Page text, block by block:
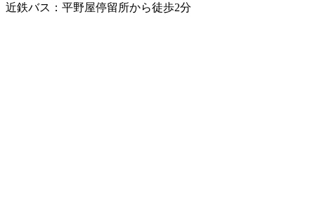
近鉄バス：平野屋停留所から徒歩2分